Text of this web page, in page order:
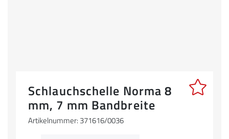
Schlauchschelle Norma 8
mm, 7 mm Bandbreite
Artikelnummer: 371616/0036